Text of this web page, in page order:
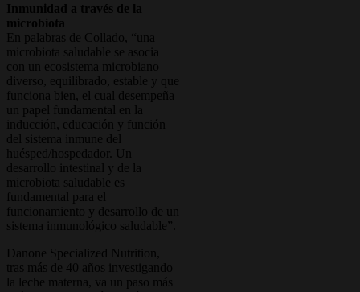
Inmunidad a través de la
microbiota
En palabras de Collado, “una
microbiota saludable se asocia
con un ecosistema microbiano
diverso, equilibrado, estable y que
funciona bien, el cual desempeña
un papel fundamental en la
inducción, educación y función
del sistema inmune del
huésped/hospedador. Un
desarrollo intestinal y de la
microbiota saludable es
fundamental para el
funcionamiento y desarrollo de un
sistema inmunológico saludable”.
Danone Specialized Nutrition,
tras más de 40 años investigando
la leche materna, va un paso más